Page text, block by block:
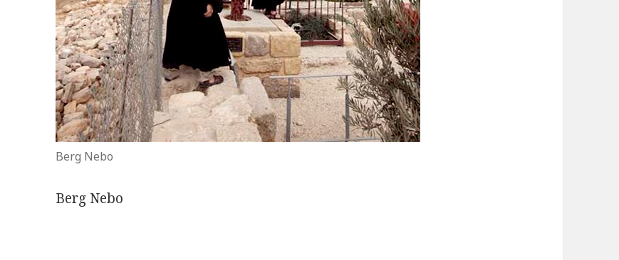
Berg Nebo
Berg Nebo